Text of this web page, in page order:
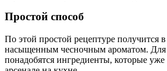
Простой способ
По этой простой рецептуре получится
насыщенным чесночным ароматом. Для
понадобятся ингредиенты, которые уже